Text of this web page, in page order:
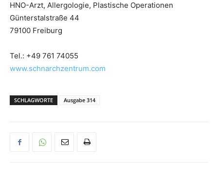
HNO-Arzt, Allergologie, Plastische Operationen
Günterstalstraße 44
79100 Freiburg
Tel.: +49 761 74055
www.schnarchzentrum.com
SCHLAGWORTE Ausgabe 314